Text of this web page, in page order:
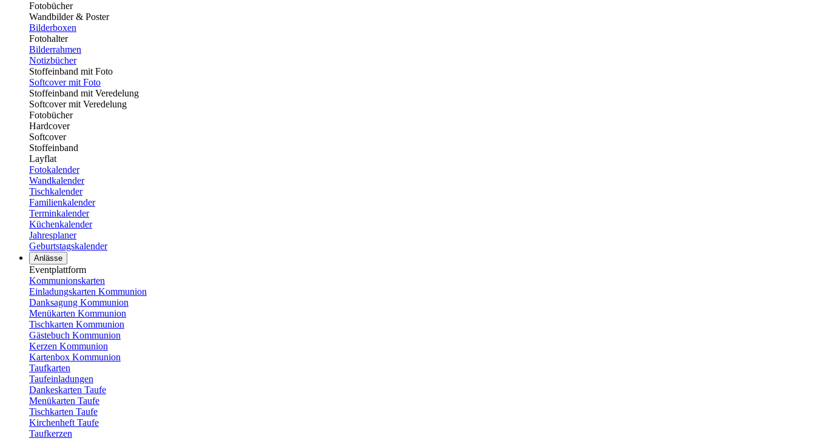
Fotobücher
Wandbilder & Poster
Bilderboxen
Fotohalter
Bilderrahmen
Notizbücher
Stoffeinband mit Foto
Softcover mit Foto
Stoffeinband mit Veredelung
Softcover mit Veredelung
Fotobücher
Hardcover
Softcover
Stoffeinband
Layflat
Fotokalender
Wandkalender
Tischkalender
Familienkalender
Terminkalender
Küchenkalender
Jahresplaner
Geburtstagskalender
Anlässe
Eventplattform
Kommunionskarten
Einladungskarten Kommunion
Danksagung Kommunion
Menükarten Kommunion
Tischkarten Kommunion
Gästebuch Kommunion
Kerzen Kommunion
Kartenbox Kommunion
Taufkarten
Taufeinladungen
Dankeskarten Taufe
Menükarten Taufe
Tischkarten Taufe
Kirchenheft Taufe
Taufkerzen